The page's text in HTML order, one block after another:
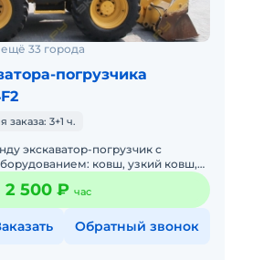
33 города
погрузчика
3+1 ч.
экскаватор-погрузчик с
ковш, узкий ковш,
ямобур. Минимальный заказ
2 500 ₽ час
Обратный звонок